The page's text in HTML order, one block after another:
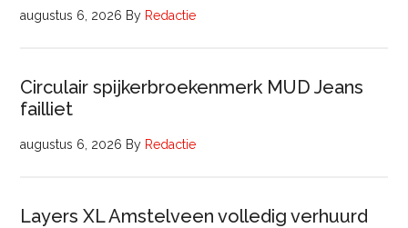
augustus 6, 2026 By Redactie
Circulair spijkerbroekenmerk MUD Jeans
failliet
augustus 6, 2026 By Redactie
Layers XL Amstelveen volledig verhuurd